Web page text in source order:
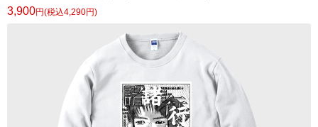
3,900円(税込4,290円)